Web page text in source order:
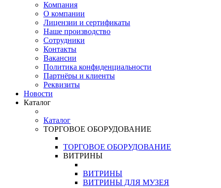
Компания
О компании
Лицензии и сертификаты
Наше производство
Сотрудники
Контакты
Вакансии
Политика конфиденциальности
Партнёры и клиенты
Реквизиты
Новости
Каталог
Каталог
ТОРГОВОЕ ОБОРУДОВАНИЕ
ТОРГОВОЕ ОБОРУДОВАНИЕ
ВИТРИНЫ
ВИТРИНЫ
ВИТРИНЫ ДЛЯ МУЗЕЯ